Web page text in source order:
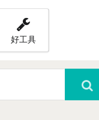
好工具